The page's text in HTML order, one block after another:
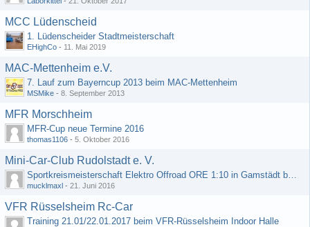
MCC Lüdenscheid
1. Lüdenscheider Stadtmeisterschaft
EHighCo - 11. Mai 2019
MAC-Mettenheim e.V.
7. Lauf zum Bayerncup 2013 beim MAC-Mettenheim
MSMike - 8. September 2013
MFR Morschheim
MFR-Cup neue Termine 2016
thomas1106 - 5. Oktober 2016
Mini-Car-Club Rudolstadt e. V.
Sportkreismeisterschaft Elektro Offroad ORE 1:10 in Gamstädt bei Erfurt, Outdoor mit Indoor Ausweichmöglichkeit!!!
mucklmaxl - 21. Juni 2016
VFR Rüsselsheim Rc-Car
Training 21.01/22.01.2017 beim VFR-Rüsselsheim Indoor Halle